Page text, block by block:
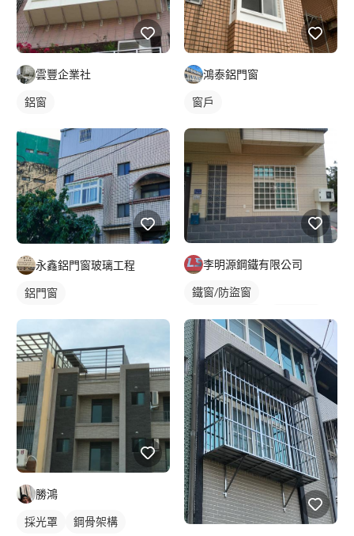
雲豐企業社
鋁窗
永鑫鋁門窗玻璃工程
鋁門窗
勝鴻
採光罩 鋼骨架構
鴻泰鋁門窗
窗戶
李明源鋼鐵有限公司
鐵窗/防盜窗